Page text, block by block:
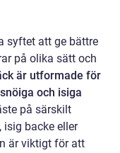
syftet att ge bättre
på olika sätt och
är utformade för
och isiga
på särskilt
isig backe eller
är viktigt för att